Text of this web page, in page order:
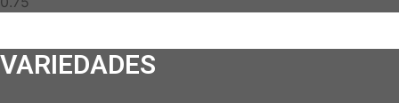
VARIEDADES